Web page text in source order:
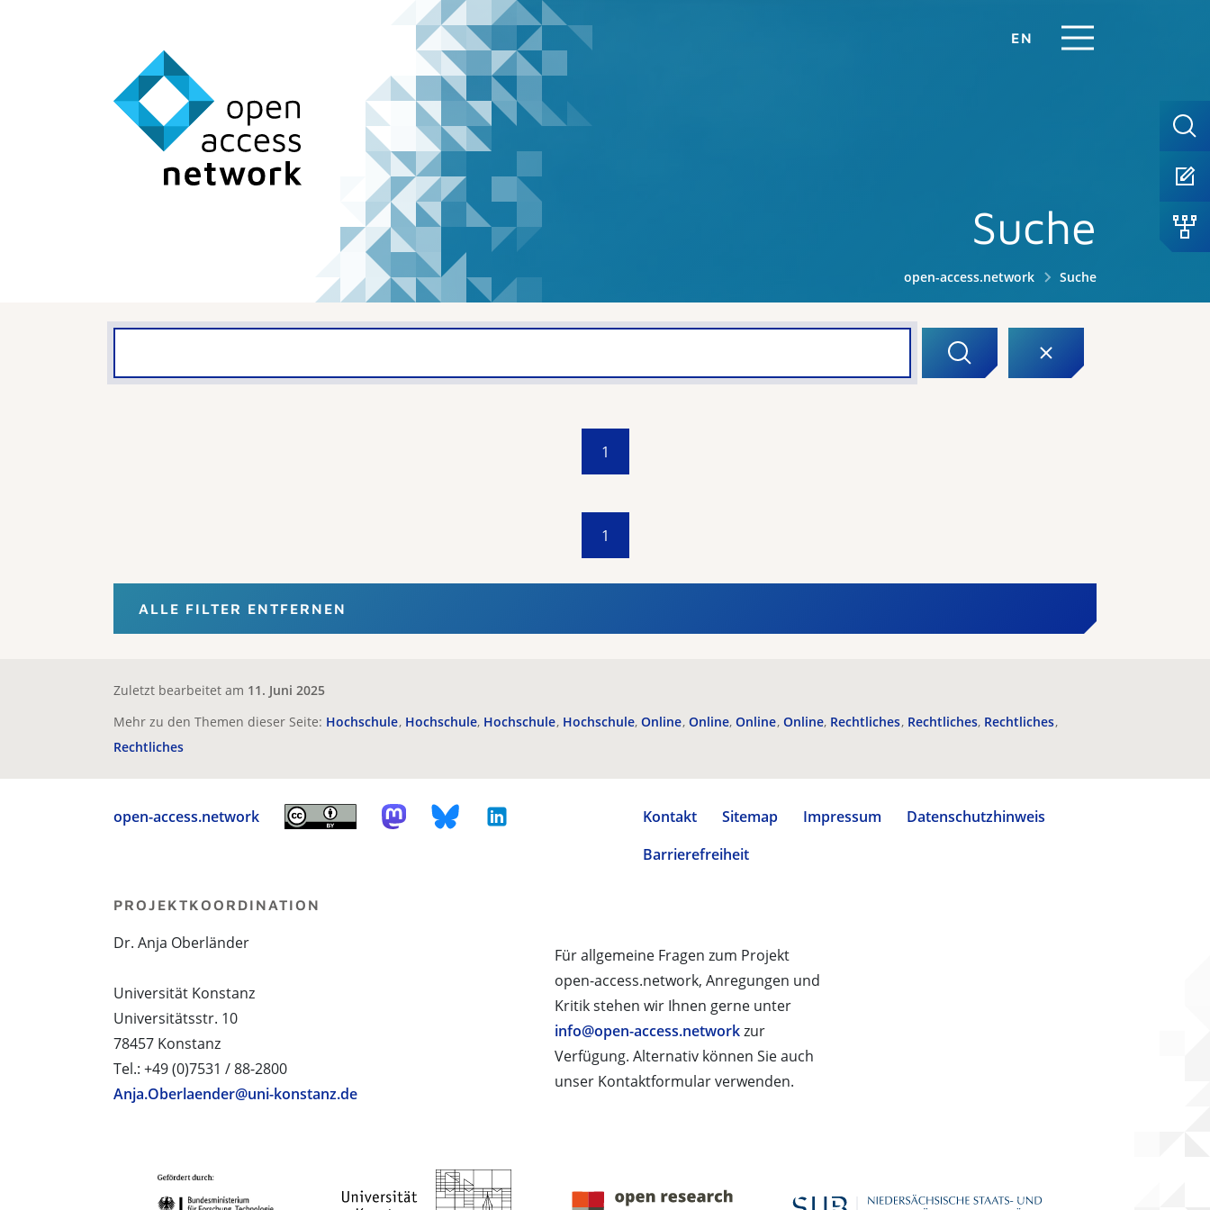
EN
Suche
open-access.network Suche
1
1
ALLE FILTER ENTFERNEN
Zuletzt bearbeitet am 11. Juni 2025
Mehr zu den Themen dieser Seite: Hochschule Hochschule Hochschule Hochschule Online Online Online Online Rechtliches Rechtliches Rechtliches
Rechtliches
open-access.network Kontakt Sitemap Impressum
Datenschutzhinweis
Barrierefreiheit
Für allgemeine Fragen zum Projekt
open-access.network, Anregungen und
Kritik stehen wir Ihnen gerne unter
info@open-access.networkzur
Verfügung. Alternativ können Sie auch
unser Kontaktformular verwenden.
PROJEKTKOORDINATION
Dr. Anja Oberländer
Universität Konstanz
Universitätsstr. 10
78457 Konstanz
Tel.: +49 (0)7531 / 88-2800
Anja.Oberlaender@uni-konstanz.de